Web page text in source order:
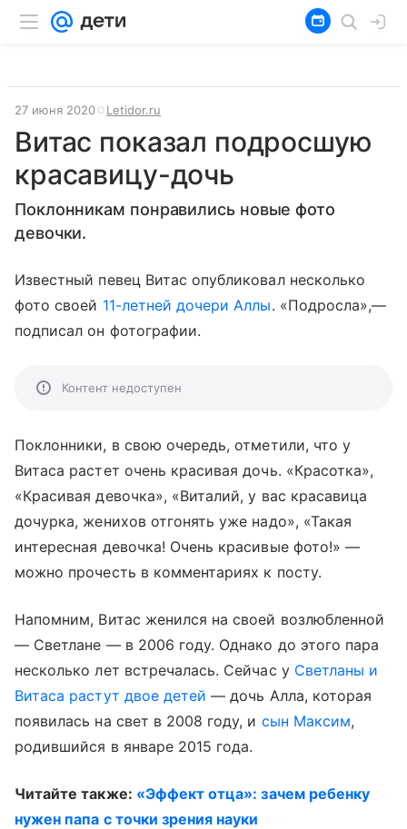
27 июня 2020 Letidor.ru
Витас показал подросшую
красавицу-дочь
Поклонникам понравились новые фото
девочки.
Известный певец Витас опубликовал несколько
фото своей 11-летней дочери Аллы. «Подросла»,—
подписал он фотографии.
Контент недоступен
Поклонники, в свою очередь, отметили, что у
Витаса растет очень красивая дочь. «Красотка»,
«Красивая девочка», «Виталий, у вас красавица
дочурка, женихов отгонять уже надо», «Такая
интересная девочка! Очень красивые фото!» —
можно прочесть в комментариях к посту.
Напомним, Витас женился на своей возлюбленной
— Светлане — в 2006 году. Однако до этого пара
несколько лет встречалась. Сейчас у Светланы и
Витаса растут двое детей — дочь Алла, которая
появилась на свет в 2008 году, и сын Максим,
родившийся в январе 2015 года.
Читайте также: «Эффект отца»: зачем ребенку
нужен папа с точки зрения науки